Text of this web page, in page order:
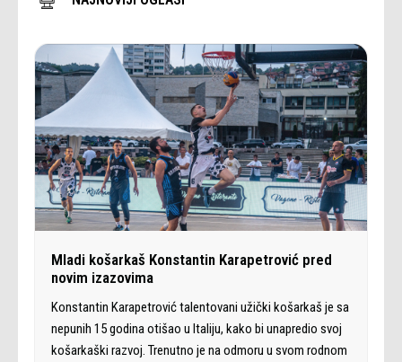
Mladi košarkaš Konstantin Karapetrović pred
novim izazovima
Konstantin Karapetrović talentovani užički košarkaš je sa
nepunih 15 godina otišao u Italiju, kako bi unapredio svoj
košarkaški razvoj. Trenutno je na odmoru u svom rodnom